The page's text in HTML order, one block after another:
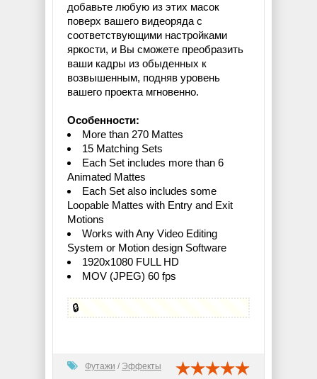
добавьте любую из этих масок
поверх вашего видеоряда с
соответствующими настройками
яркости, и Вы сможете преобразить
ваши кадры из обыденных к
возвышенным, подняв уровень
вашего проекта мгновенно.
Особенности:
More than 270 Mattes
15 Matching Sets
Each Set includes more than 6
Animated Mattes
Each Set also includes some
Loopable Mattes with Entry and Exit
Motions
Works with Any Video Editing
System or Motion design Software
1920x1080 FULL HD
MOV (JPEG) 60 fps
🔒
Футажи / Эффекты